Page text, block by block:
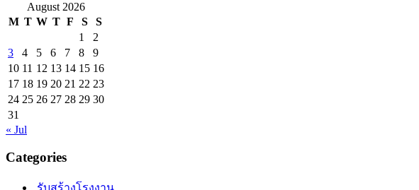
August 2026
M T W T F S
S
1
2
3
4 5 6 7 8
9
10 11 12 13 14 15 16
17 18 19 20 21 22 23
24 25 26 27 28 29 30
31
« Jul
Categories
รับสร้างโรงงาน